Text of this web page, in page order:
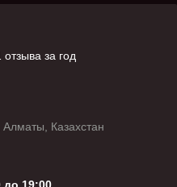
за год
Казахстан